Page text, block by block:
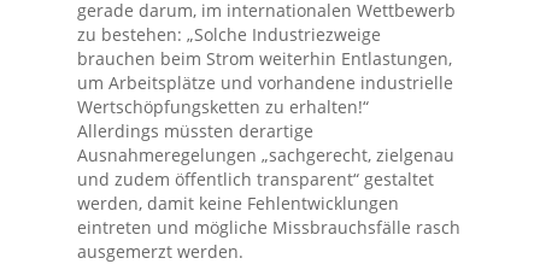
gerade darum, im internationalen Wettbewerb
zu bestehen: „Solche Industriezweige
brauchen beim Strom weiterhin Entlastungen,
um Arbeitsplätze und vorhandene industrielle
Wertschöpfungsketten zu erhalten!“
Allerdings müssten derartige
Ausnahmeregelungen „sachgerecht, zielgenau
und zudem öffentlich transparent“ gestaltet
werden, damit keine Fehlentwicklungen
eintreten und mögliche Missbrauchsfälle rasch
ausgemerzt werden.